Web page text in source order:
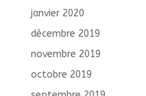
janvier 2020
décembre 2019
novembre 2019
octobre 2019